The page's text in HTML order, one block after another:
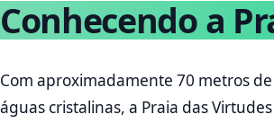
Conhecendo a
Com aproximadamente 70 metros
águas cristalinas, a Praia das